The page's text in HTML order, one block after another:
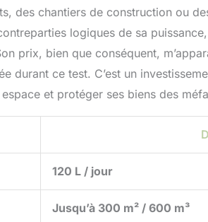
des chantiers de construction ou
logiques de sa
prix, bien que conséquent,
durant ce test. C’est un
et protéger ses biens des
120 L / jour
Jusqu’à 300 m² / 600 m³